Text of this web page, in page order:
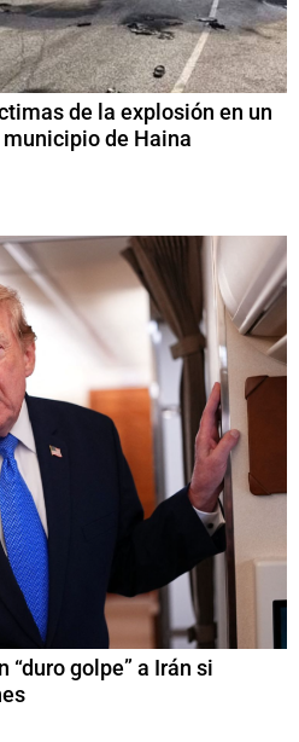
de la explosión en un
de Haina
“duro golpe” a Irán si